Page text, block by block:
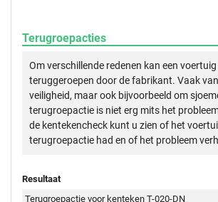
Terugroepacties
Om verschillende redenen kan een
teruggeroepen door de fabrikant. Vaak
veiligheid, maar ook bijvoorbeeld om
terugroepactie is niet erg mits het
de kentekencheck kunt u zien of het
terugroepactie had en of het probleem
Resultaat
Terugroepactie voor kenteken T-020-DN